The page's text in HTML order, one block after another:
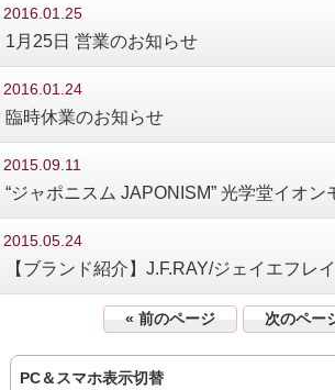
2016.01.25
1月25日 営業のお知らせ
2016.01.24
臨時休業のお知らせ
2015.09.11
“ジャポニスム JAPONISM” 光学堂イオ
2015.05.24
【ブランド紹介】J.F.RAY/ジェイエフレイ
« 前のページ 次のペー
PC＆スマホ表示切替